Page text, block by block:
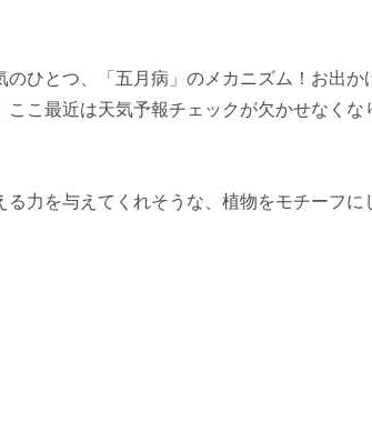
ひとつ、「五月病」のメカニズム！お出か
こ最近は天気予報チェックが欠かせなくな
力を与えてくれそうな、植物をモチーフに